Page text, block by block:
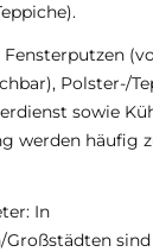
Polster-/
sowie
werden häufig
In